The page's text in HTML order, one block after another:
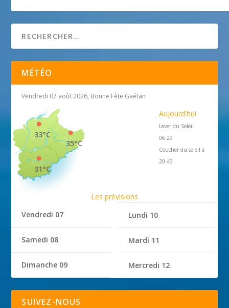
MÉTÉO
Vendredi 07 août 2026, Bonne Fête Gaétan
35°C
33°C
31°C
Aujourd'hui
Lever du Soleil
06:29
Coucher du soleil à
20:43
Les prévisions
Vendredi 07
Samedi 08
Dimanche 09
Lundi 10
Mardi 11
Mercredi 12
SUIVEZ-NOUS